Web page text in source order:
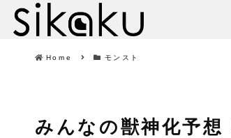
Home モンスト
みんなの獣神化予